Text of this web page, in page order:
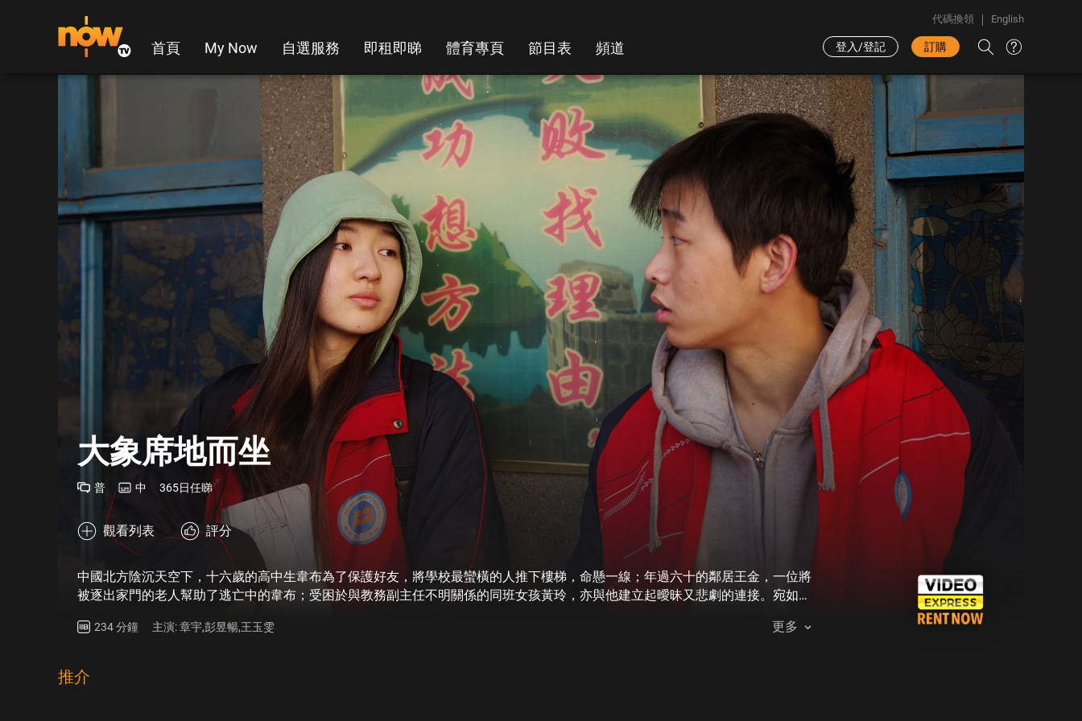
首頁 My Now 自選服務 即租即睇 體育專頁 節目表 頻道
代碼換領 English
登入/登記 訂購
大象席地而坐
普 中 365日任睇
觀看列表 評分
中國北方陰沉天空下，十六歲的高中生韋布為了保護好友，將學校最蠻橫的人推下樓梯，命懸一線；年過六十的鄰居王金，一位將
被逐出家門的老人幫助了逃亡中的韋布；受困於與教務副主任不明關係的同班女孩黃玲，亦與他建立起曖昧又悲劇的連接。宛如毒
中，他們穿梭過荒原，重新面對真實的生活。追討的流氓于城，也在好友墜樓的陰影裡經歷了傷痛而狼狽的一天。出於某種同情，
234 分鐘 主演: 章宇,彭昱暢,王玉雯 更多
推介